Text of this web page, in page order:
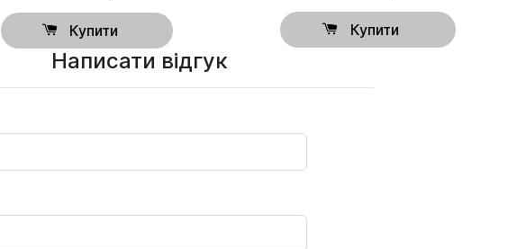
Купити Купити
Написати відгук